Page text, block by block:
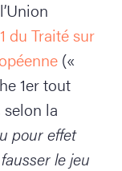
du Traité sur
(«
1er tout
la
pour effet
le jeu